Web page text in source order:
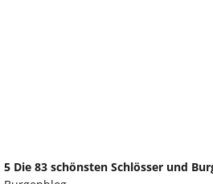
5 Die 83 schönsten Schlösser und